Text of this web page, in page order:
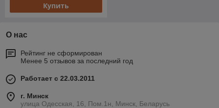
Купить
О нас
Рейтинг не сформирован
Менее 5 отзывов за последний год
Работает с 22.03.2011
г. Минск
улица Одесская, 16, Пом.1н, Минск, Беларусь